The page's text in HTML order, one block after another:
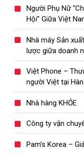
Người Phụ Nữ
Hội” Giữa Việt
Nhà máy Sản
lược giữa doanh
Quốc
Việt Phone –
người Việt tại
Nhà hàng KHỎE
Công ty vận
Pam’s Korea –